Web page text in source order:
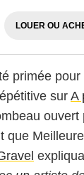
LOUER OU
primée
sur A
ouvert
que